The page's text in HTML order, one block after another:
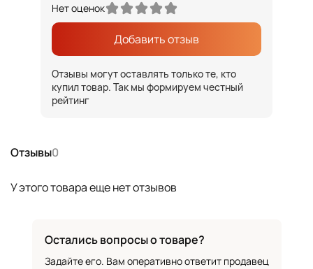
Отзывы0
У этого товара еще нет отзывов
Нет оценок
Добавить отзыв
Отзывы могут оставлять только те, кто
купил товар. Так мы формируем честный
рейтинг
Остались вопросы о товаре?
Задайте его. Вам оперативно ответит продавец